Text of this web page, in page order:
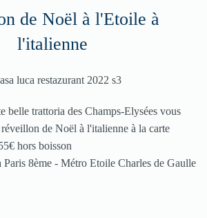
de Noël à l'Etoile à
l'italienne
belle trattoria des Champs-Elysées vous
de Noël à l'italienne à la carte
hors boisson
Paris 8ème - Métro Etoile Charles de Gaulle